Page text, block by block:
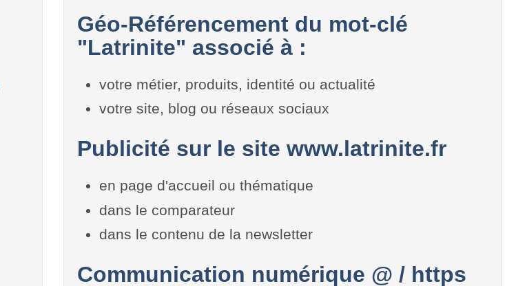
Géo-Référencement du mot-clé
"Latrinite" associé à :
votre métier, produits, identité ou actualité
votre site, blog ou réseaux sociaux
Publicité sur le site www.latrinite.fr
en page d'accueil ou thématique
dans le comparateur
dans le contenu de la newsletter
Communication numérique @ / https